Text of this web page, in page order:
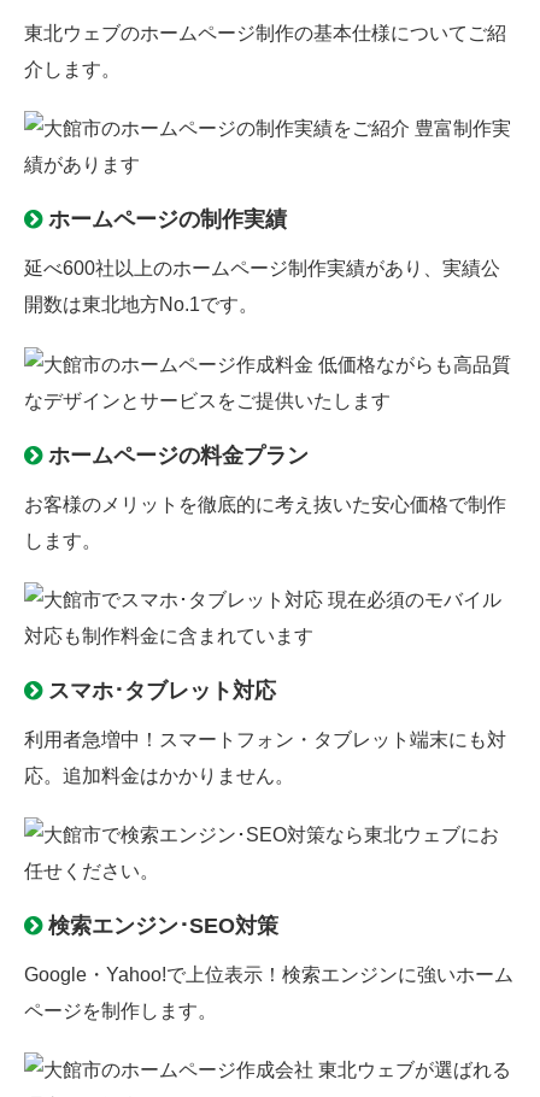
東北ウェブのホームページ制作の基本仕様についてご紹
介します。
ホームページの制作実績
延べ600社以上のホームページ制作実績があり、実績公
開数は東北地方No.1です。
ホームページの料金プラン
お客様のメリットを徹底的に考え抜いた安心価格で制作
します。
スマホ･タブレット対応
利用者急増中！スマートフォン・タブレット端末にも対
応。追加料金はかかりません。
検索エンジン･SEO対策
Google ・ Yahoo!で上位表示！ 検索エンジンに強いホーム
ページを制作します。